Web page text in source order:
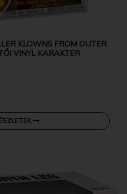
KLOWNS FROM OUTER
VINYL KARAKTER